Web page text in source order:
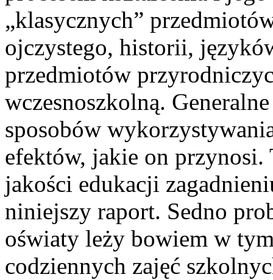
„klasycznych”
ojczystego, historii,
przedmiotów
wczesnoszkolną.
sposobów
efektów, jakie on przynosi.
jakości edukacji
niniejszy raport. Sedno
oświaty leży bowiem w
codziennych zajęć